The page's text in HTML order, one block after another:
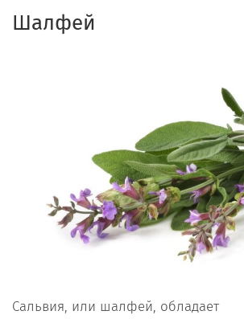
Шалфей
Сальвия, или шалфей, обладает